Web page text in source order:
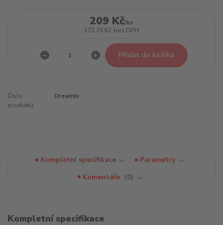
209 Kč/ks
172,73 Kč bez DPH
Přidat do košíku
Číslo
produktu:
Dreamix
Kompletní specifikace
Parametry
Komentáře
0
Kompletní specifikace